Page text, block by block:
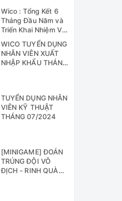
(𝟭/𝟱)
Wico : Tổng Kết 6
Tháng Đầu Năm và
Triển Khai Nhiệm Vụ
Công Tác 6 Tháng
Cuối Năm 2024
WICO TUYỂN DỤNG
NHÂN VIÊN XUẤT
NHẬP KHẨU THÁNG
TUYỂN DỤNG NHÂN
VIÊN KỸ THUẬT
THÁNG 07/2024
[MINIGAME] ĐOÁN
TRÚNG ĐỘI VÔ
ĐỊCH - RINH QUÀ